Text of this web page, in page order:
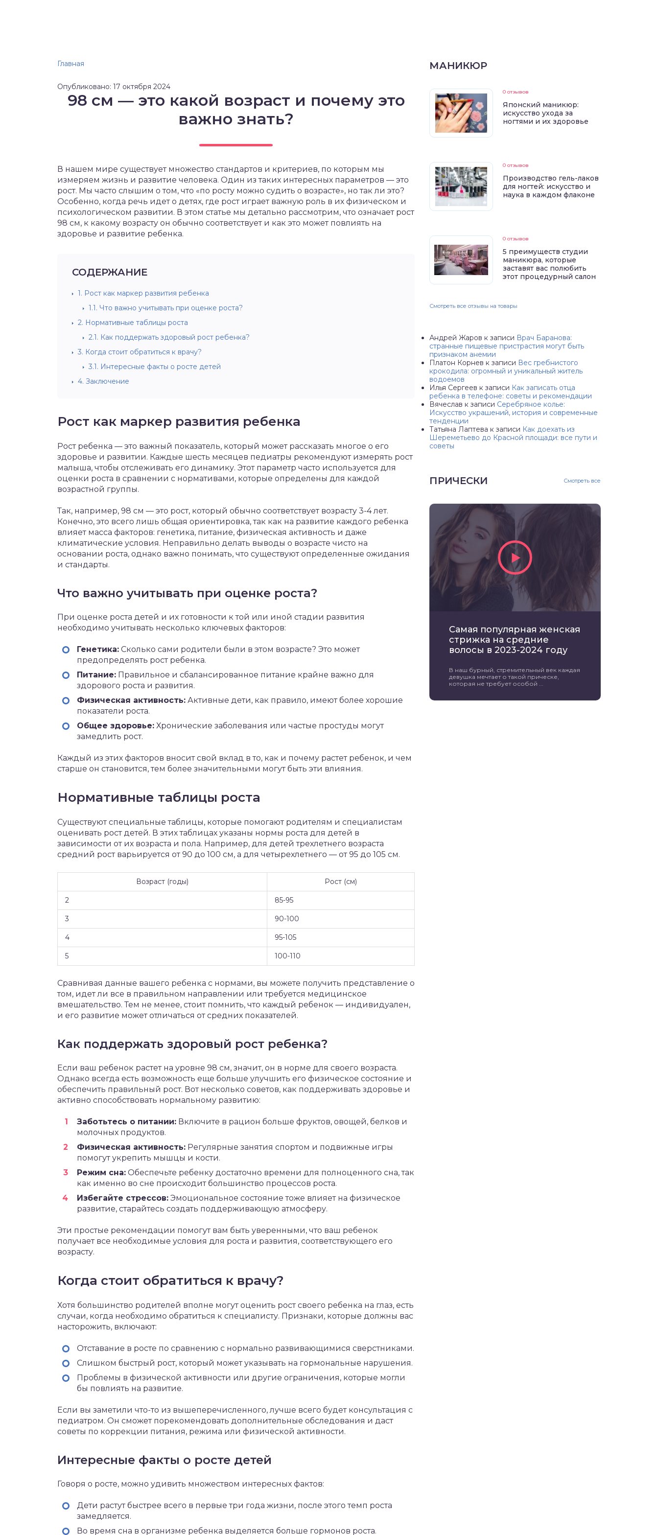
Главная
Опубликовано: 17 октября 2024
98 см — это какой возраст и почему это
важно знать?
В нашем мире существует множество стандартов и критериев, по которым мы
измеряем жизнь и развитие человека. Один из таких интересных параметров — это
рост. Мы часто слышим о том, что «по росту можно судить о возрасте», но так ли это?
Особенно, когда речь идет о детях, где рост играет важную роль в их физическом и
психологическом развитии. В этом статье мы детально рассмотрим, что означает рост
98 см, к какому возрасту он обычно соответствует и как это может повлиять на
здоровье и развитие ребенка.
СОДЕРЖАНИЕ
1. Рост как маркер развития ребенка
1.1. Что важно учитывать при оценке роста?
2. Нормативные таблицы роста
2.1. Как поддержать здоровый рост ребенка?
3. Когда стоит обратиться к врачу?
3.1. Интересные факты о росте детей
4. Заключение
Рост как маркер развития ребенка
Рост ребенка — это важный показатель, который может рассказать многое о его
здоровье и развитии. Каждые шесть месяцев педиатры рекомендуют измерять рост
малыша, чтобы отслеживать его динамику. Этот параметр часто используется для
оценки роста в сравнении с нормативами, которые определены для каждой
возрастной группы.
Так, например, 98 см — это рост, который обычно соответствует возрасту 3-4 лет.
Конечно, это всего лишь общая ориентировка, так как на развитие каждого ребенка
влияет масса факторов: генетика, питание, физическая активность и даже
климатические условия. Неправильно делать выводы о возрасте чисто на
основании роста, однако важно понимать, что существуют определенные ожидания
и стандарты.
Что важно учитывать при оценке роста?
При оценке роста детей и их готовности к той или иной стадии развития
необходимо учитывать несколько ключевых факторов:
Генетика: Сколько сами родители были в этом возрасте? Это может
предопределять рост ребенка.
Питание: Правильное и сбалансированное питание крайне важно для
здорового роста и развития.
Физическая активность: Активные дети, как правило, имеют более хорошие
показатели роста.
Общее здоровье: Хронические заболевания или частые простуды могут
замедлить рост.
Каждый из этих факторов вносит свой вклад в то, как и почему растет ребенок, и чем
старше он становится, тем более значительными могут быть эти влияния.
Нормативные таблицы роста
Существуют специальные таблицы, которые помогают родителям и специалистам
оценивать рост детей. В этих таблицах указаны нормы роста для детей в
зависимости от их возраста и пола. Например, для детей трехлетнего возраста
средний рост варьируется от 90 до 100 см, а для четырехлетнего — от 95 до 105 см.
Возраст (годы) Рост (см)
2 85-95
3 90-100
4 95-105
5 100-110
Сравнивая данные вашего ребенка с нормами, вы можете получить представление о
том, идет ли все в правильном направлении или требуется медицинское
вмешательство. Тем не менее, стоит помнить, что каждый ребенок — индивидуален,
и его развитие может отличаться от средних показателей.
Как поддержать здоровый рост ребенка?
Если ваш ребенок растет на уровне 98 см, значит, он в норме для своего возраста.
Однако всегда есть возможность еще больше улучшить его физическое состояние и
обеспечить правильный рост. Вот несколько советов, как поддерживать здоровье и
активно способствовать нормальному развитию:
Заботьтесь о питании: Включите в рацион больше фруктов, овощей, белков и
молочных продуктов.
Физическая активность: Регулярные занятия спортом и подвижные игры
помогут укрепить мышцы и кости.
Режим сна: Обеспечьте ребенку достаточно времени для полноценного сна, так
как именно во сне происходит большинство процессов роста.
Избегайте стрессов: Эмоциональное состояние тоже влияет на физическое
развитие, старайтесь создать поддерживающую атмосферу.
Эти простые рекомендации помогут вам быть уверенными, что ваш ребенок
получает все необходимые условия для роста и развития, соответствующего его
возрасту.
Когда стоит обратиться к врачу?
Хотя большинство родителей вполне могут оценить рост своего ребенка на глаз, есть
случаи, когда необходимо обратиться к специалисту. Признаки, которые должны вас
насторожить, включают:
Отставание в росте по сравнению с нормально развивающимися сверстниками.
Слишком быстрый рост, который может указывать на гормональные нарушения.
Проблемы в физической активности или другие ограничения, которые могли
бы повлиять на развитие.
Если вы заметили что-то из вышеперечисленного, лучше всего будет консультация с
педиатром. Он сможет порекомендовать дополнительные обследования и даст
советы по коррекции питания, режима или физической активности.
Интересные факты о росте детей
Говоря о росте, можно удивить множеством интересных фактов:
Дети растут быстрее всего в первые три года жизни, после этого темп роста
замедляется.
Во время сна в организме ребенка выделяется больше гормонов роста.
МАНИКЮР
0 отзывов
Японский маникюр:
искусство ухода за
ногтями и их здоровье
0 отзывов
Производство гель-лаков
для ногтей: искусство и
наука в каждом флаконе
0 отзывов
5 преимуществ студии
маникюра, которые
заставят вас полюбить
этот процедурный салон
Смотреть все отзывы на товары
Андрей Жаров к записи Врач Баранова:
странные пищевые пристрастия могут быть
признаком анемии
Платон Корнев к записи Вес гребнистого
крокодила: огромный и уникальный житель
водоемов
Илья Сергеев к записи Как записать отца
ребенка в телефоне: советы и рекомендации
Вячеслав к записи Серебряное колье:
Искусство украшений, история и современные
тенденции
Татьяна Лаптева к записи Как доехать из
Шереметьево до Красной площади: все пути и
советы
ПРИЧЕСКИ Смотреть все
Самая популярная женская
стрижка на средние
волосы в 2023-2024 году
В наш бурный, стремительный век каждая
девушка мечтает о такой прическе,
которая не требует особой ...